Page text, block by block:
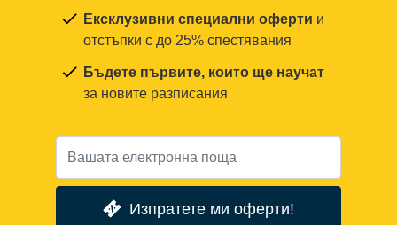
Ексклузивни специални оферти и
отстъпки с до 25% спестявания
Бъдете първите, които ще научат
за новите разписания
Изпратете ми оферти!